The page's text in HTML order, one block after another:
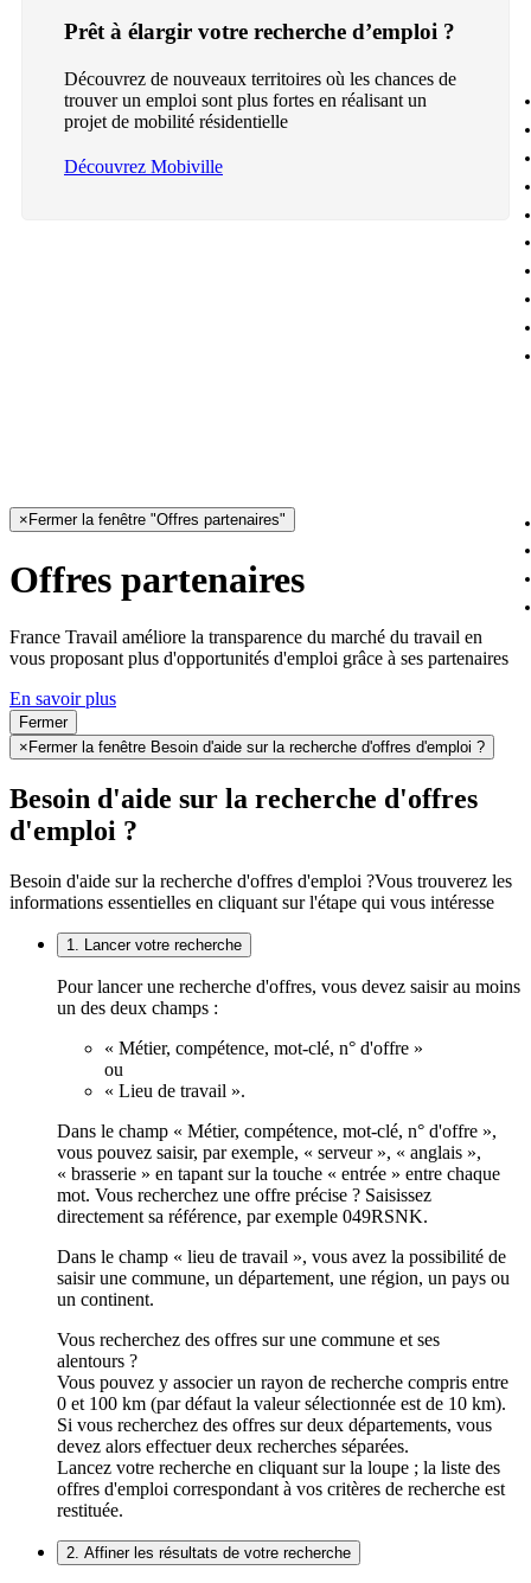
Prêt à élargir votre recherche d’emploi ?
Découvrez de nouveaux territoires où les chances de
trouver un emploi sont plus fortes en réalisant un
projet de mobilité résidentielle
Découvrez Mobiville
× Fermer la fenêtre "Offres partenaires"
Offres partenaires
France Travail améliore la transparence du marché du travail en
vous proposant plus d'opportunités d'emploi grâce à ses partenaires
En savoir plus
Fermer
× Fermer la fenêtre Besoin d'aide sur la recherche d'offres d'emploi ?
Besoin d'aide sur la recherche d'offres
d'emploi ?
Besoin d'aide sur la recherche d'offres d'emploi ?Vous trouverez les
informations essentielles en cliquant sur l'étape qui vous intéresse
1. Lancer votre recherche
Pour lancer une recherche d'offres, vous devez saisir au moins
un des deux champs :
« Métier, compétence, mot-clé, n° d'offre »
ou
« Lieu de travail ».
Dans le champ « Métier, compétence, mot-clé, n° d'offre »,
vous pouvez saisir, par exemple, « serveur », « anglais »,
« brasserie » en tapant sur la touche « entrée » entre chaque
mot. Vous recherchez une offre précise ? Saisissez
directement sa référence, par exemple 049RSNK.
Dans le champ « lieu de travail », vous avez la possibilité de
saisir une commune, un département, une région, un pays ou
un continent.
Vous recherchez des offres sur une commune et ses
alentours ?
Vous pouvez y associer un rayon de recherche compris entre
0 et 100 km (par défaut la valeur sélectionnée est de 10 km).
Si vous recherchez des offres sur deux départements, vous
devez alors effectuer deux recherches séparées.
Lancez votre recherche en cliquant sur la loupe ; la liste des
offres d'emploi correspondant à vos critères de recherche est
restituée.
2. Affiner les résultats de votre recherche